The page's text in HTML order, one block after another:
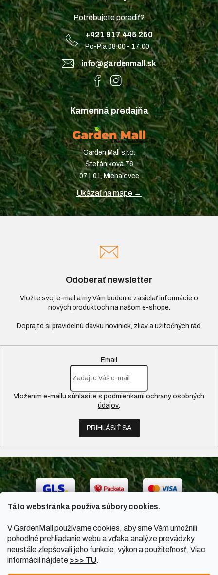
Táto webstránka používa súbory cookies.
V GardenMall používame cookies, aby sme Vám umožnili
pohodlné prehliadanie webu a vďaka analýze prevádzky
neustále zlepšovali jeho funkcie, výkon a použiteľnosť. Viac
informácií nájdete >>> TU.
Potrebujete poradiť?
+421 917 445 260
Po-Pia 08:00 - 17:00
info@gardenmall.sk
Kamenná predajňa
Garden Mall s.r.o.
Štefániková 76
071 01, Michalovce
Ukázať na mape →
Odoberať newsletter
Vložte svoj e-mail a my Vám budeme zasielať informácie o
nových produktoch na našom e-shope.
Email
Vložením e-mailu súhlasíte s podmienkami ochrany osobných
údajov.
PRIHLÁSIŤ SA